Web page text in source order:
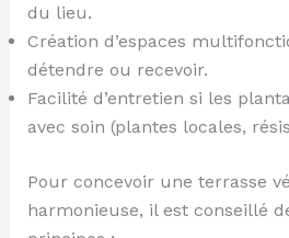
du lieu.
Création d’espaces
détendre ou recevoir.
Facilité d’entretien si les
avec soin (plantes locales,
Pour concevoir une terrasse
harmonieuse, il est conseillé